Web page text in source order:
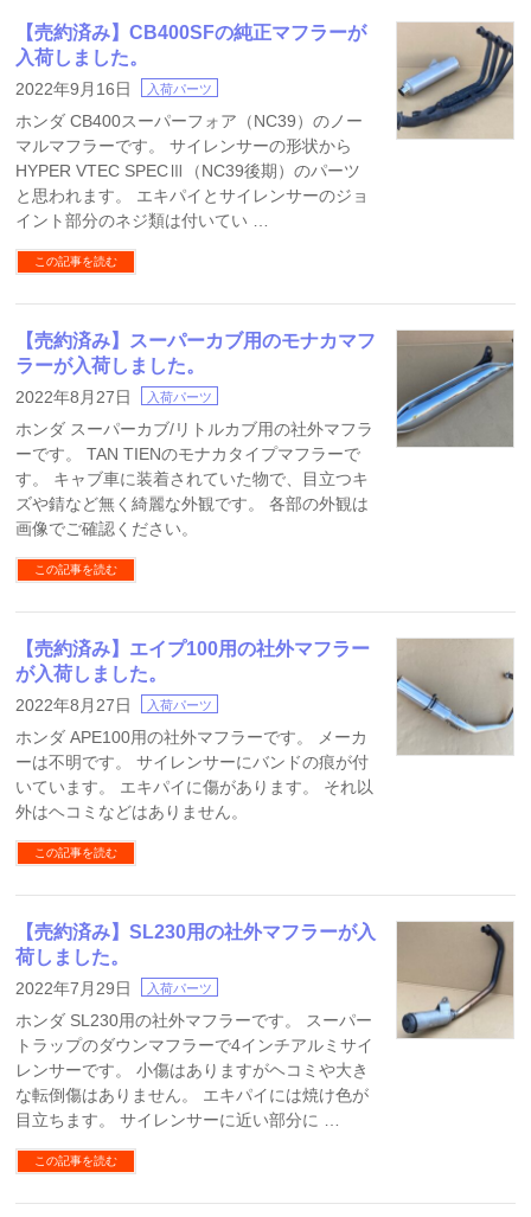
【売約済み】CB400SFの純正マフラーが
入荷しました。
2022年9月16日 入荷パーツ
ホンダ CB400スーパーフォア（NC39）のノー
マルマフラーです。 サイレンサーの形状から
HYPER VTEC SPECⅢ（NC39後期）のパーツ
と思われます。 エキパイとサイレンサーのジョ
イント部分のネジ類は付いてい …
この記事を読む
【売約済み】スーパーカブ用のモナカマフ
ラーが入荷しました。
2022年8月27日 入荷パーツ
ホンダ スーパーカブ/リトルカブ用の社外マフラ
ーです。 TAN TIENのモナカタイプマフラーで
す。 キャブ車に装着されていた物で、目立つキ
ズや錆など無く綺麗な外観です。 各部の外観は
画像でご確認ください。
この記事を読む
【売約済み】エイプ100用の社外マフラー
が入荷しました。
2022年8月27日 入荷パーツ
ホンダ APE100用の社外マフラーです。 メーカ
ーは不明です。 サイレンサーにバンドの痕が付
いています。 エキパイに傷があります。 それ以
外はヘコミなどはありません。
この記事を読む
【売約済み】SL230用の社外マフラーが入
荷しました。
2022年7月29日 入荷パーツ
ホンダ SL230用の社外マフラーです。 スーパー
トラップのダウンマフラーで4インチアルミサイ
レンサーです。 小傷はありますがヘコミや大き
な転倒傷はありません。 エキパイには焼け色が
目立ちます。 サイレンサーに近い部分に …
この記事を読む